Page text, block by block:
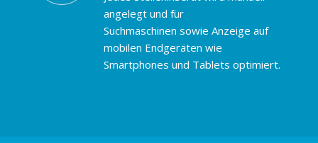
angelegt und für
Suchmaschinen sowie Anzeige auf
mobilen Endgeräten wie
Smartphones und Tablets optimiert.